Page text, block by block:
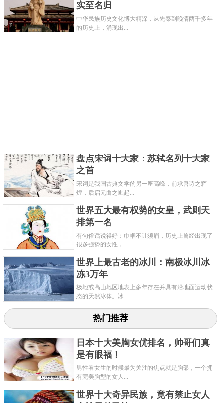
1912年1月18日，他们来到了南极点，比阿蒙森晚了一
个月零五天。当他们看到挪威国旗和那封信时，他们
非常沮丧。他们不得不作为亚军往回走。不幸的是，
途中遭遇了猛烈的暴风雪，斯科特五人全部都遇难
了。为了纪念这两队最先征服南极的一批人，美国南
极科学站被命名为阿蒙森-斯科特科学站。
1985年2月20日，中国在南极建立了长城科学研究站。
实至名归
中华民族历史文化博大精深，从先秦到晚清两千多年
的历史上，涌现出...
盘点宋词十大家：苏轼名列十大家
之首
宋词是我国古典文学的另一座高峰，前承唐诗之辉
煌，后启元曲之崛起...
世界五大最有权势的女皇，武则天
排第一名
有句俗话说得好：巾帼不让须眉，历史上曾经出现了
很多强势的女性，...
世界上最古老的冰川：南极冰川冰
冻3万年
极地或高山地区地表上多年存在并具有沿地面运动状
态的天然冰体。冰...
热门推荐
日本十大美胸女优排名，帅哥们真
是有眼福！
男性看女生的时候最为关注的焦点就是胸部，一个拥
有完美胸型的女人...
世界十大奇异民族，竟有禁止女人